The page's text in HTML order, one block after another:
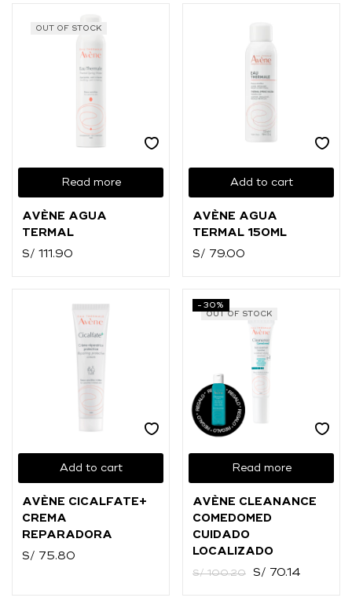
OUT OF STOCK
Read more
AVÈNE AGUA
TERMAL
S/ 111.90
Add to cart
AVÈNE AGUA
TERMAL 150ML
S/
79.00
Add to cart
AVÈNE CICALFATE+
CREMA
REPARADORA
S/
75.80
OUT OF STOCK
Read more
-30%
AVÈNE CLEANANCE
COMEDOMED
CUIDADO
LOCALIZADO
S/100.20 S/ 70.14